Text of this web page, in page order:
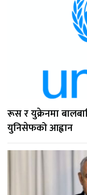
रूस र युक्रेनमा
युनिसेफको आह्वान